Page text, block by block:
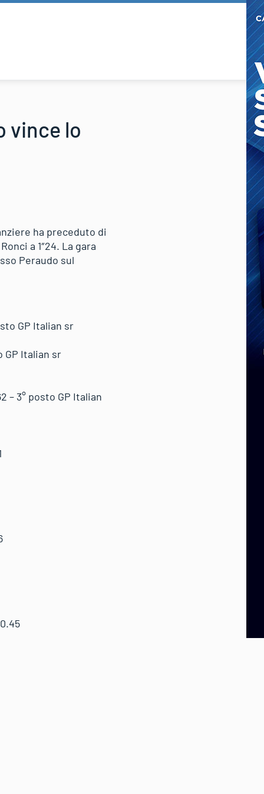
vince lo
ha preceduto di
a 1″24. La gara
Peraudo sul
GP Italian sr
Italian sr
posto GP Italian